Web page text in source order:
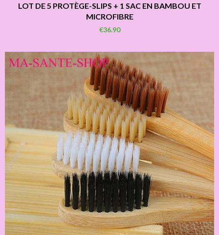
LOT DE 5 PROTÈGE-SLIPS + 1 SAC EN BAMBOU ET
MICROFIBRE
€36.90